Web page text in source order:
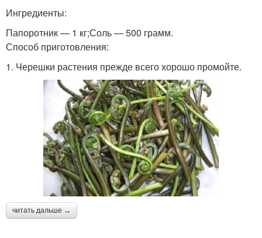
Ингредиенты:
Папоротник — 1 кг;Соль — 500 грамм.
Способ приготовления:
1. Черешки растения прежде всего хорошо промойте.
читать дальше →